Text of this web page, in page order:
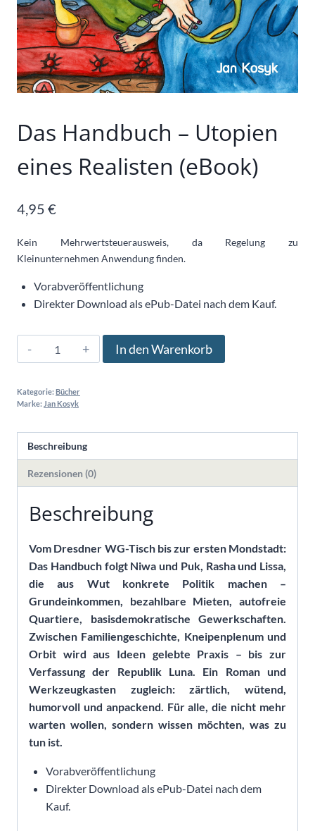
Das Handbuch – Utopien
eines Realisten (eBook)
4,95 €
Kein Mehrwertsteuerausweis, da Regelung zu
Kleinunternehmen Anwendung finden.
Vorabveröffentlichung
Direkter Download als ePub-Datei nach dem Kauf.
Das
Handbuch
Utopien
Realisten
(eBook)
In den Warenkorb
Kategorie: Bücher
Marke: Jan Kosyk
Beschreibung
Rezensionen (0)
Beschreibung
Vom Dresdner WG-Tisch bis zur ersten Mondstadt:
Das Handbuch folgt Niwa und Puk, Rasha und Lissa,
die aus Wut konkrete Politik machen –
Grundeinkommen, bezahlbare Mieten, autofreie
Quartiere, basisdemokratische Gewerkschaften.
Zwischen Familiengeschichte, Kneipenplenum und
Orbit wird aus Ideen gelebte Praxis – bis zur
Verfassung der Republik Luna. Ein Roman und
Werkzeugkasten zugleich: zärtlich, wütend,
humorvoll und anpackend. Für alle, die nicht mehr
warten wollen, sondern wissen möchten, was zu
tun ist.
Vorabveröffentlichung
Direkter Download als ePub-Datei nach dem
Kauf.